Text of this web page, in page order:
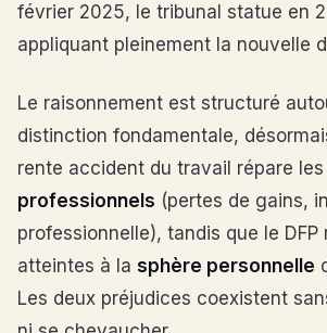
février 2025, le tribunal statue en
appliquant pleinement la nouvelle
Le raisonnement est structuré
distinction fondamentale,
rente accident du travail répare
professionnels (pertes de gains,
professionnelle), tandis que le DFP
atteintes à la sphère personnelle
Les deux préjudices coexistent